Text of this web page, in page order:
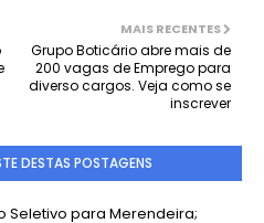
MAIS RECENTES
Grupo Boticário abre mais de
200 vagas de Emprego para
diverso cargos. Veja como se
inscrever
DESTAS POSTAGENS
Seletivo para Merendeira;